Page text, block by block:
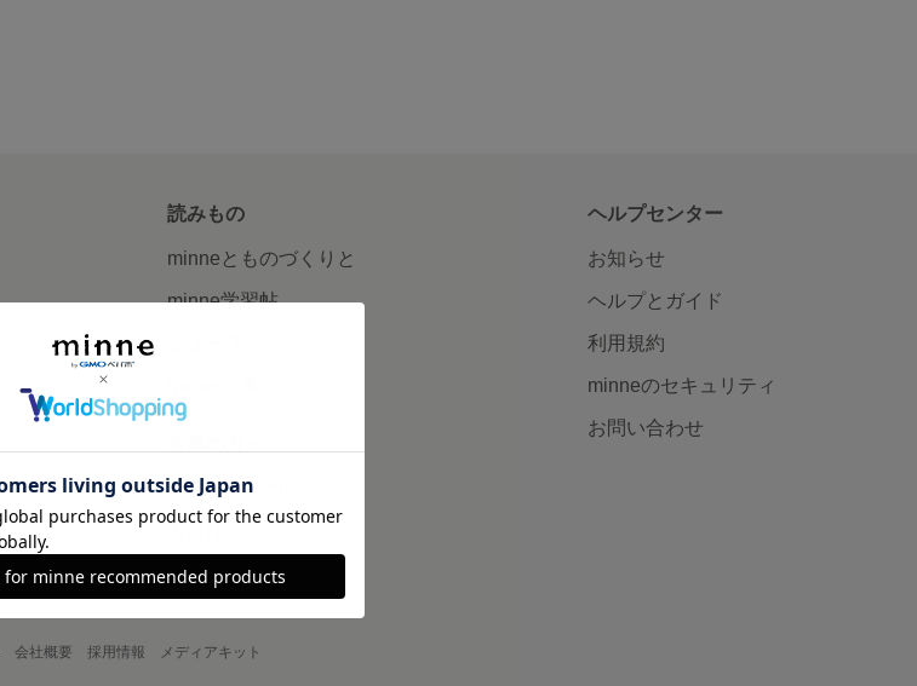
読みもの
minneとものづくりと
minne学習帖
広告出稿について
ヘルプセンター
お知らせ
ヘルプとガイド
利用規約
minneのセキュリティ
お問い合わせ
会社概要 採用情報 メディアキット